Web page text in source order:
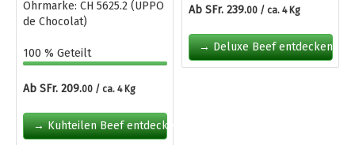
Ohrmarke: CH 5625.2 (UPPO
de Chocolat)
100 % Geteilt
Ab SFr. 209.00 / ca. 4 Kg
→ Kuhteilen Beef entdecken
Ab SFr. 239.00 / ca. 4 Kg
→ Deluxe Beef entdecken